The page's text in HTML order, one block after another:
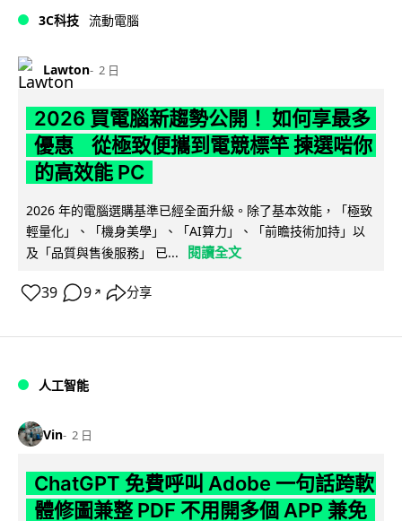
3C科技 流動電腦
Lawton 2 日
2026 買電腦新趨勢公開！ 如何享最多
優惠 從極致便攜到電競標竿 揀選啱你
的高效能 PC
2026 年的電腦選購基準已經全面升級。除了基本效能，「極致
輕量化」、「機身美學」、「AI算力」、「前瞻技術加持」以
及「品質與售後服務」 已...
閱讀全文
39 9 ↗ 分享
人工智能
Vin 2 日
ChatGPT 免費呼叫 Adobe 一句話跨軟
體修圖兼整 PDF 不用開多個 APP 兼免